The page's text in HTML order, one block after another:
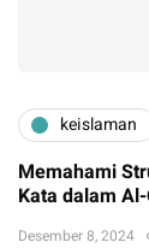
keislaman
Memahami
Kata dalam Al-
Desember 8, 2024